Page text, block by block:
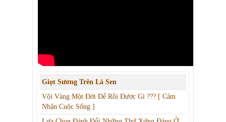
Giọt Sương Trên Lá Sen
Vội Vàng Một Đời Để Rồi Được Gì ??? [ Cảm
Nhận Cuộc Sống ]